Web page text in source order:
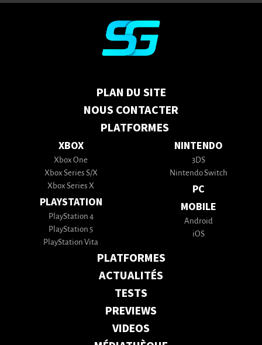
PLAN DU SITE
NOUS CONTACTER
PLATFORMES
XBOX
Xbox One
Xbox Series S/X
Xbox Series X
PLAYSTATION
PlayStation 4
PlayStation 5
PlayStation Vita
NINTENDO
3DS
Nintendo Switch
PC
MOBILE
Android
iOS
PLATFORMES
ACTUALITÉS
TESTS
PREVIEWS
VIDEOS